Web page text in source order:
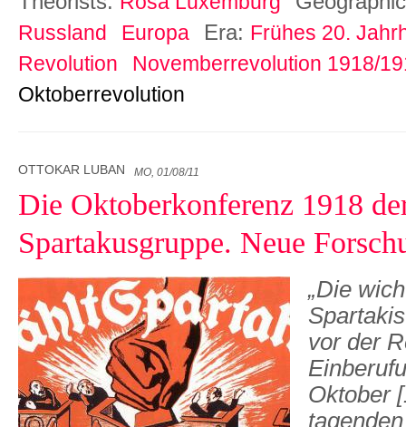
Russland Europa Era: Frühes 20.
Revolution
Novemberrevolution 1918/
Oktoberrevolution
OTTOKAR LUBAN MO, 01/08/11
Die Oktoberkonferenz 1918
Spartakusgruppe. Neue
„Die
vor der
Oktober